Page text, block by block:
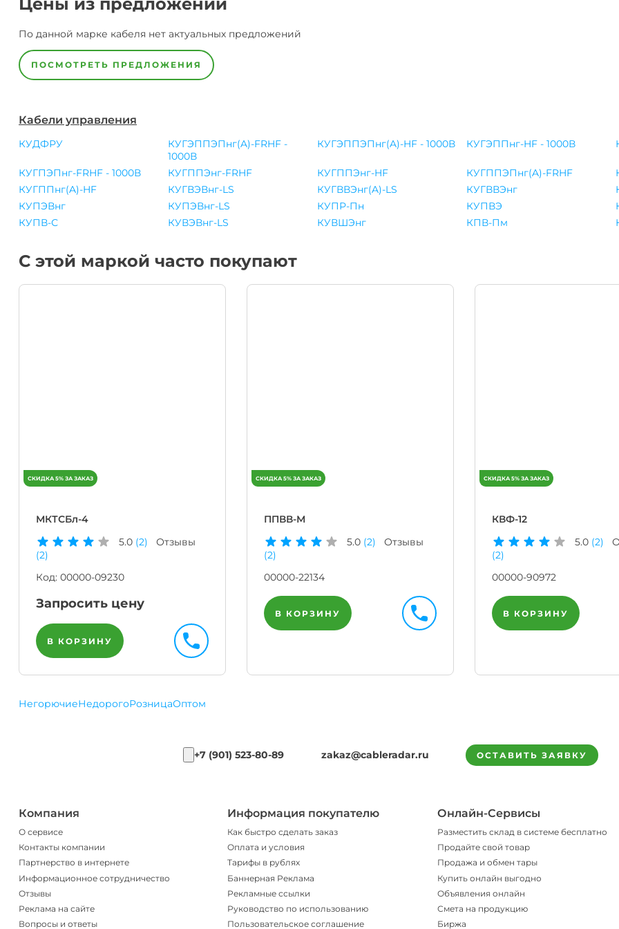
По данной марке кабеля нет актуальных предложений
ПОСМОТРЕТЬ ПРЕДЛОЖЕНИЯ
Кабели управления
КУДФРУ
КУГЭППЭПнг(A)-FRHF -
1000В
КУГЭППЭПнг(A)-HF - 1000В КУГЭППнг-HF - 1000В
КУГПЭПнг-FRHF - 1000В КУГППЭнг-FRHF КУГППЭнг-HF КУГППЭПнг(A)-FRHF
КУГППнг(A)-HF
КУГВЭВнг-LS КУГВВЭнг(A)-LS КУГВВЭнг
КУПЭВнг
КУПЭВнг-LS КУПР-Пн КУПВЭ
КУПВ-С
КУВЭВнг-LS КУВШЭнг КПВ-Пм
С этой маркой часто покупают
МКТСБл-4
5.0 (2)
Отзывы
(2)
Код: 00000-09230
Запросить цену
В КОРЗИНУ
ППВВ-М
5.0 (2)
Отзывы
(2)
00000-22134
В КОРЗИНУ
КВФ-12
5.0 (2)
(2)
00000-90972
В КОРЗИНУ
НегорючиеНедорогоРозницаОптом
+7 (901) 523-80-89 zakaz@cableradar.ru ОСТАВИТЬ ЗАЯВКУ
Компания
О сервисе
Контакты компании
Партнерство в интернете
Информационное сотрудничество
Отзывы
Реклама на сайте
Вопросы и ответы
Информация покупателю
Как быстро сделать заказ
Оплата и условия
Тарифы в рублях
Баннерная Реклама
Рекламные ссылки
Руководство по использованию
Пользовательское соглашение
Онлайн-Сервисы
Разместить склад в системе бесплатно
Продайте свой товар
Продажа и обмен тары
Купить онлайн выгодно
Объявления онлайн
Смета на продукцию
Биржа